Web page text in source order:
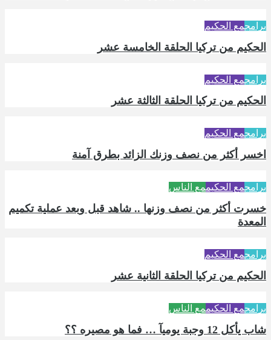
برامجمع الحكيم
الحكيم من تركيا الحلقة الخامسة عشر
برامجمع الحكيم
الحكيم من تركيا الحلقة الثالثة عشر
برامجمع الحكيم
اخسر أكثر من نصف وزنك الزائد بطرق آمنة
برامجمع الحكيممع الناس
خسرت أكثر من نصف وزنها .. شاهد قبل وبعد عملية تكميم
المعدة
برامجمع الحكيم
الحكيم من تركيا الحلقة الثانية عشر
برامجمع الحكيممع الناس
شاب يأكل 12 وجبة يوميآ … فما هو مصيره ؟؟